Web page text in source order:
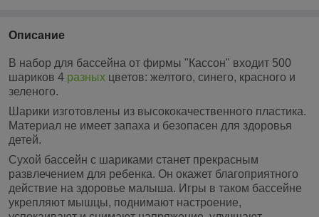
Описание
В набор для бассейна от фирмы "Кассон" входит 500
шариков 4 разных цветов: желтого, синего, красного и
зеленого.
Шарики изготовлены из высококачественного пластика.
Материал не имеет запаха и безопасен для здоровья
детей.
Сухой бассейн с шариками станет прекрасным
развлечением для ребенка. Он окажет благоприятного
действие на здоровье малыша. Игры в таком бассейне
укрепляют мышцы, поднимают настроение,